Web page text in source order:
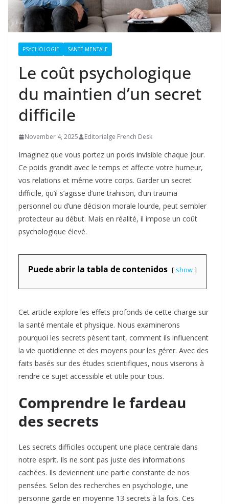
PSYCHOLOGIE SANTÉ MENTALE
Le coût psychologique
du maintien d’un secret
difficile
November 4, 2025 Editorialge French Desk
Imaginez que vous portez un poids invisible chaque jour.
Ce poids grandit avec le temps et affecte votre humeur,
vos relations et même votre corps. Garder un secret
difficile, qu’il s’agisse d’une trahison, d’un trauma
personnel ou d’une décision morale lourde, peut sembler
protecteur au début. Mais en réalité, il impose un coût
psychologique élevé.
Puede abrir la tabla de contenidos show
Cet article explore les effets profonds de cette charge sur
la santé mentale et physique. Nous examinerons
pourquoi les secrets pèsent tant, comment ils influencent
la vie quotidienne et des moyens pour les gérer. Avec des
faits basés sur des études scientifiques, nous viserons à
rendre ce sujet accessible et utile pour tous.
Comprendre le fardeau
des secrets
Les secrets difficiles occupent une place centrale dans
notre esprit. Ils ne sont pas juste des informations
cachées. Ils deviennent une partie constante de nos
pensées. Selon des recherches en psychologie, une
personne garde en moyenne 13 secrets à la fois. Ces